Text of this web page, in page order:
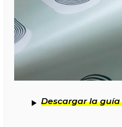
Descargar la